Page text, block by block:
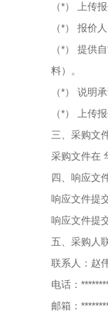
（*） 上传
（*） 报价
（*） 提供
料）。
（*） 说明
（*） 上传
三、采购文
采购文件在
四、响应文
响应文件提
响应文件提
五、采购人
联系人：赵
电话：
邮箱：